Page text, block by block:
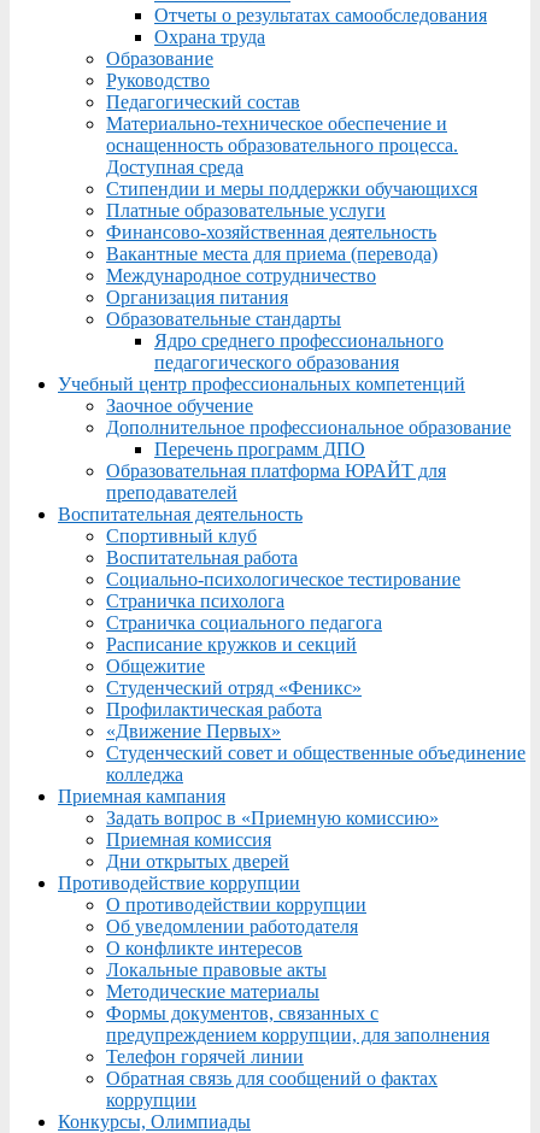
Отчеты о результатах самообследования
Охрана труда
Образование
Руководство
Педагогический состав
Материально-техническое обеспечение и
оснащенность образовательного процесса.
Доступная среда
Стипендии и меры поддержки обучающихся
Платные образовательные услуги
Финансово-хозяйственная деятельность
Вакантные места для приема (перевода)
Международное сотрудничество
Организация питания
Образовательные стандарты
Ядро среднего профессионального
педагогического образования
Учебный центр профессиональных компетенций
Заочное обучение
Дополнительное профессиональное образование
Перечень программ ДПО
Образовательная платформа ЮРАЙТ для
преподавателей
Воспитательная деятельность
Спортивный клуб
Воспитательная работа
Социально-психологическое тестирование
Страничка психолога
Страничка социального педагога
Расписание кружков и секций
Общежитие
Студенческий отряд «Феникс»
Профилактическая работа
«Движение Первых»
Студенческий совет и общественные объединение
колледжа
Приемная кампания
Задать вопрос в «Приемную комиссию»
Приемная комиссия
Дни открытых дверей
Противодействие коррупции
О противодействии коррупции
Об уведомлении работодателя
О конфликте интересов
Локальные правовые акты
Методические материалы
Формы документов, связанных с
предупреждением коррупции, для заполнения
Телефон горячей линии
Обратная связь для сообщений о фактах
коррупции
Конкурсы, Олимпиады